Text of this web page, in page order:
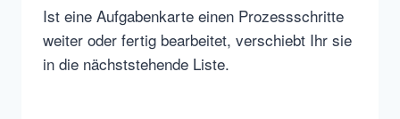
Ist eine Aufgabenkarte einen Prozessschritte
weiter oder fertig bearbeitet, verschiebt Ihr sie
in die nächststehende Liste.